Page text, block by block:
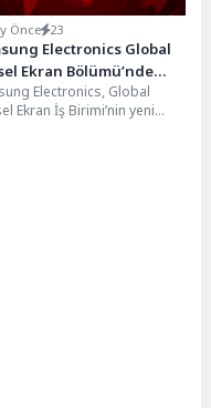
Önce 23
Electronics Global
Ekran Bölümü’nde
Değişimi
Electronics, Global
Ekran İş Birimi’nin yeni